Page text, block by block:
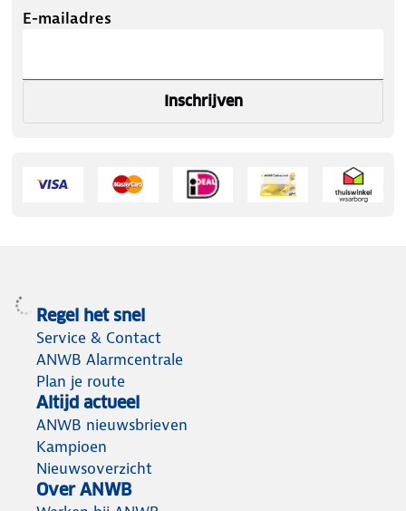
E-mailadres
Inschrijven
Regel het snel
Service & Contact
ANWB Alarmcentrale
Plan je route
Altijd actueel
ANWB nieuwsbrieven
Kampioen
Nieuwsoverzicht
Over ANWB